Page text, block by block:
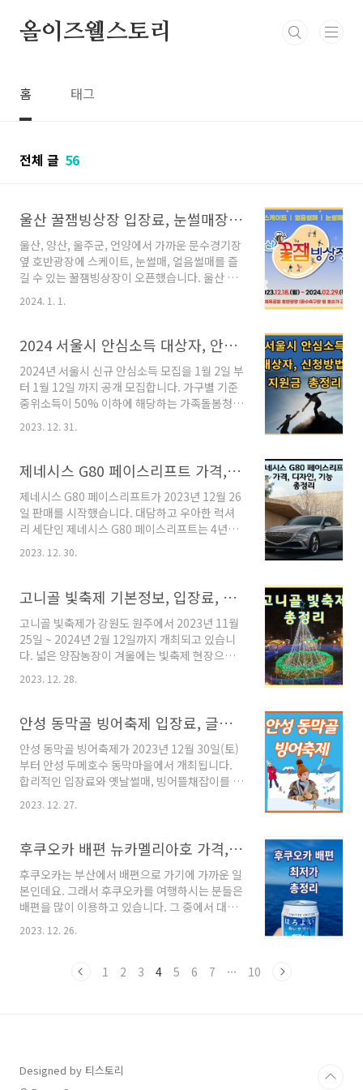
올이즈웰스토리
홈 태그
전체 글 56
울산 꿀잼빙상장 입장료, 눈썰매장, 스케이트장 총정리
울산, 양산, 울주군, 언양에서 가까운 문수경기장
옆 호반광장에 스케이트, 눈썰매, 얼음썰매를 즐
길 수 있는 꿀잼빙상장이 오픈했습니다. 울산 꿀
잼빙상장은 2023년 12월 18일 부터 2024년 2
월 29일 까지 운영되고, 이 곳에 갈 예정인 분들
모두 알려드리겠으니 끝까지 읽으셔서 좋은 정보
가져가시길 바랍니다. 꿀잼빙상장 울산 꿀잼빙상
장은 문수경기장 옆 호숫가 근처에 위치한 호반
광장에서 운영중입니다. 매회차 1시간 30분 운영
후 30분 휴식 및 정빙시간을 가지고 있습니다. 주
차는 문수축구경기장 주차장을 이용할 수 있습니
2024년 2월 29일..
2024. 1. 1.
2024 서울시 안심소득 대상자, 안심소득 신청방법, 안심소득 지원금액 총정리
2024년 서울시 신규 안심소득 모집을 1월 2일 부
터 1월 12일 까지 공개 모집합니다. 가구별 기준
중위소득이 50% 이하에 해당하는 가족돌봄청소
년과 저소득 위기가구 중 500가구를 모집하므로,
대상자에 해당하는 경우 기간안에 서울복지포털
다. 글을 끝까지 읽으시면 쉽게 안심소득을 이해
하고, 바로 온라인 신청도 할 수 있습니다. 안심소
득이란 안심소득이란 저소득층을 위해 보조금을
소득이 적을수록 지원은 더 많이 차등지급하는
새로운 소득보장제도입니다. 직장을 잃어 근로소
득이 사라져도, 사업에 실패해도 일어설 수 있는
이 있습니다. 하지만 둘의 차이점은 기초생활보
장제도는 근로소득이..
2023. 12. 31.
제네시스 G80 페이스리프트 가격, 디자인, 기능 총정리
제네시스 G80 페이스리프트가 2023년 12월 26
일 판매를 시작했습니다. 대담하고 우아한 럭셔
리 세단인 제네시스 G80 페이스리프트는 4년만
의 부분 변경으로 실내디자인을 주력으로 변화를
주었습니다. 이번 신형 제네시스 G80은 MLA헤
방지, 4P모노블루브레이크 적용으로 제동 성능
을 높여 안전성을 높였습니다. 제네시스 G80 페
이스리프트 디자인 2024 제네시스 G80 외관디
자인 제네시스 G80 외관디자인 후면에서 보이는
두줄 램프는 제네시스의 상징을 보여주고, 하단
머플러의 노출과 V형상의 크롬 트림을 적용하여
의 대형 크레스트 그릴이 제네시스의 정체성과
역동적이고..
2023. 12. 30.
고니골 빛축제 기본정보, 입장료, 방가로 총정리
고니골 빛축제가 강원도 원주에서 2023년 11월
25일 ~ 2024년 2월 12일까지 개최되고 있습니
다. 넓은 양잠농장이 겨울에는 빛축제 현장으로
치 체험, 방가로 피크닉까지 즐길 수 있는 겨울축
골 빛축제 입장료 (입장료, 체험료, 방가로 이용
료) 고니골 빛축제 체험 (눈썰매와 공예체험, 양
잠산물 체험 판매, 방가로 피크닉 이용) 마무리 고
니골 빛축제 소개 고니골 빛축제는 강원도 원주
의 양잠테마단지 안에 위치하고 있습니다. 매주
수요일은 휴무이므로 가시는 분들은 참고하시기
저로 1277-43 양잠테마단..
2023. 12. 28.
안성 동막골 빙어축제 입장료, 글램핑 빙어낚시 총정리
안성 동막골 빙어축제가 2023년 12월 30일(토)
부터 안성 두메호수 동막마을에서 개최됩니다.
합리적인 입장료와 옛날썰매, 빙어뜰채잡이를 무
는 곳입니다. 또한 이 곳은 수상글램핑 빙어낚시
있어서 예약을 서두르시는 것이 좋을 것 같습니
다. 이 글을 끝까지 읽으시면 중요한 정보를 많이
얻어 가실 수 있으시니 따라 오세요. 목차 안성 동
막골 빙어축제 소개 안성 동막골 빙어축제 입장
료 안성 동막골 빙어축제 글램핑 빙어낚시 마무
리 안성 동막골 빙어축제 소개 안성 동막골 빙어
수 있고, 경기도에서는 1시간 정도 걸리는 거리에
2023. 12. 27.
후쿠오카 배편 뉴카멜리아호 가격, 예약, 일정 총정리
후쿠오카는 부산에서 배편으로 가기에 가까운 일
본인데요. 그래서 후쿠오카를 여행하시는 분들은
배편을 많이 이용하고 있습니다. 그 중에서 대표
적이고 안전하며 다양한 시설이 있는 뉴카멜리아
호를 타고 일본여행을 다녀왔는데 생각보다 너무
표로 배편을 알아보시는 분들에게 희소식을 들고
배편 최저가 가격 뉴카멜리아호 최저가 확인하기
후쿠오카 배편 최저가 뉴카멜리아호 기준으로 알
2023. 12. 26.
1 2 3 4 5 6 7 ··· 10
Designed by 티스토리